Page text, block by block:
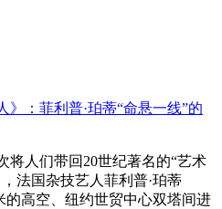
：菲利普·珀蒂“命悬一线”的
将人们带回20世纪著名的“艺术
法国杂技艺人菲利普·珀蒂
的高空、纽约世贸中心双塔间进